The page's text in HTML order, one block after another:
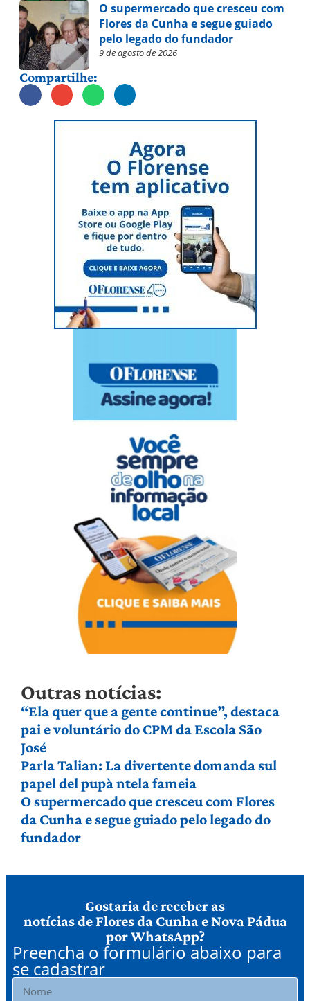
O supermercado que cresceu com
Flores da Cunha e segue guiado
pelo legado do fundador
9 de agosto de 2026
Compartilhe:
Outras notícias:
“Ela quer que a gente continue”, destaca
pai e voluntário do CPM da Escola São
José
Parla Talian: La divertente domanda sul
papel del pupà ntela fameia
O supermercado que cresceu com Flores
da Cunha e segue guiado pelo legado do
fundador
Gostaria de receber as
notícias de Flores da Cunha e Nova Pádua
por WhatsApp?
Preencha o formulário abaixo para
se cadastrar